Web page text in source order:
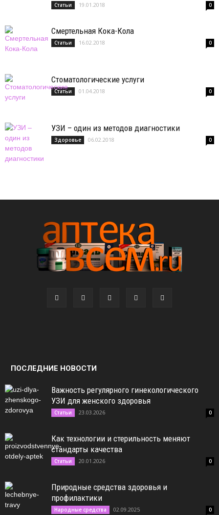
Статьи 19.01.2018 0
Смертельная Кока-Кола
Статьи 16.02.2018 0
Стоматологические услуги
Статьи 01.04.2018 0
УЗИ – один из методов диагностики
Здоровье 06.02.2018 0
ПОСЛЕДНИЕ НОВОСТИ
Важность регулярного гинекологического
УЗИ для женского здоровья
Статьи 23.03.2026 0
Как технологии и стерильность меняют
стандарты качества
Статьи 20.01.2026 0
Природные средства здоровья и
профилактики
Народные средства 02.09.2025 0